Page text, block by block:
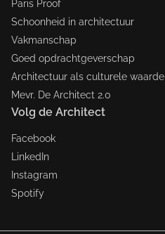
Paris Proof
Schoonheid in architectuur
Vakmanschap
Goed opdrachtgeverschap
Architectuur als culturele waarde
Mevr. De Architect 2.0
Volg de Architect
Facebook
LinkedIn
Instagram
Spotify